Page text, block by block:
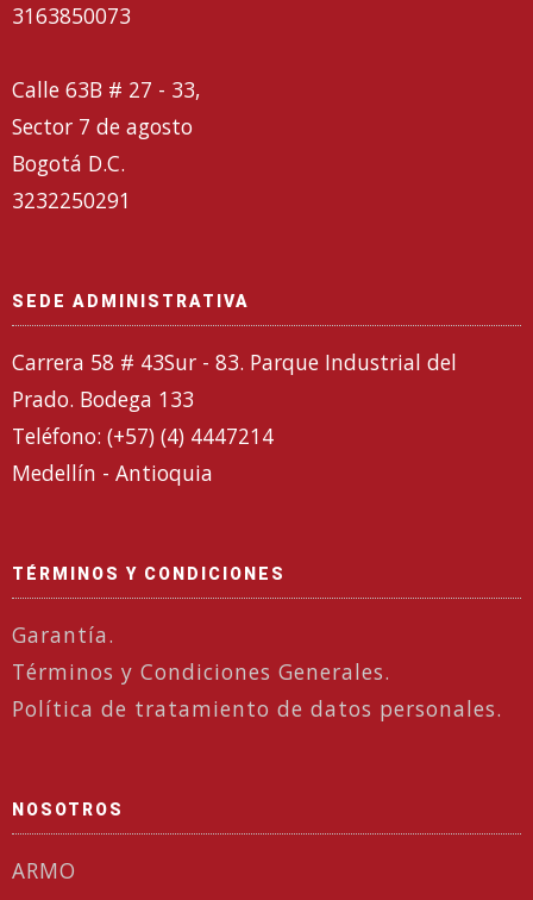
3163850073
Calle 63B # 27 - 33,
Sector 7 de agosto
Bogotá D.C.
3232250291
SEDE ADMINISTRATIVA
Carrera 58 # 43Sur - 83. Parque Industrial del
Prado. Bodega 133
Teléfono: (+57) (4) 4447214
Medellín - Antioquia
TÉRMINOS Y CONDICIONES
Garantía.
Términos y Condiciones Generales.
Política de tratamiento de datos personales.
NOSOTROS
ARMO